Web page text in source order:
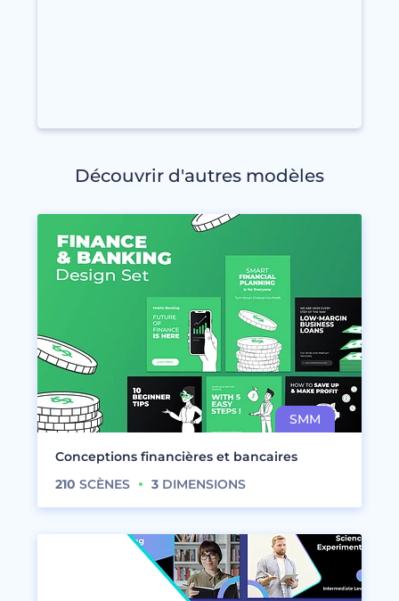
Découvrir d'autres modèles
Conceptions financières et bancaires
210 SCÈNES 3 DIMENSIONS